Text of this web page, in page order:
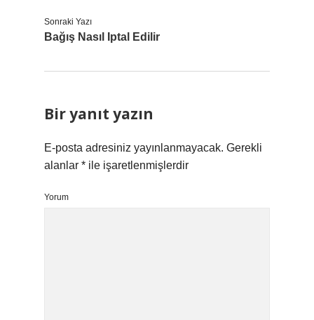
Sonraki Yazı
Bağış Nasıl Iptal Edilir
Bir yanıt yazın
E-posta adresiniz yayınlanmayacak. Gerekli
alanlar * ile işaretlenmişlerdir
Yorum